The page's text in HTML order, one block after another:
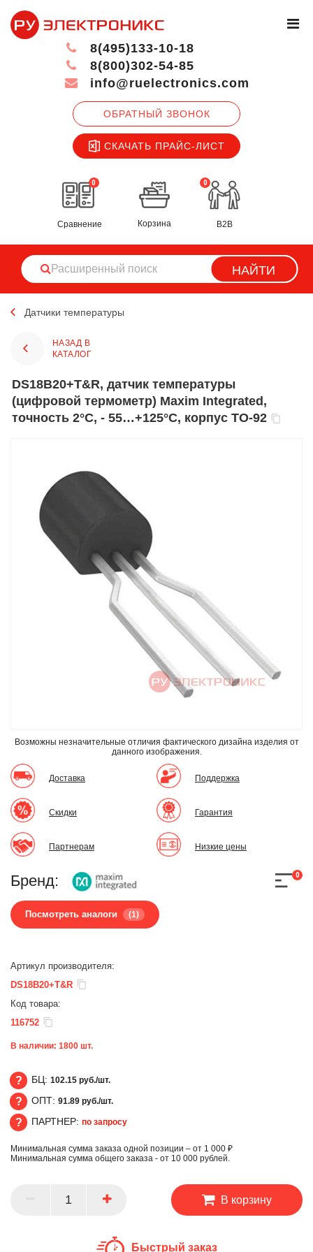
ОБРАТНЫЙ ЗВОНОК
СКАЧАТЬ ПРАЙС-ЛИСТ
8(495)133-10-18
8(800)302-54-85
info@ruelectronics.com
0
Сравнение
0
Корзина B2B
НАЙТИ
Датчики температуры
НАЗАД В
КАТАЛОГ
DS18B20+T&R, датчик температуры
(цифровой термометр) Maxim Integrated,
точность 2°C, - 55…+125°C, корпус TO-92
Возможны незначительные отличия фактического дизайна изделия от
данного изображения.
Доставка
Скидки
Партнерам
Поддержка
Гарантия
Низкие цены
Бренд:
Посмотреть аналоги (1)
0
Артикул производителя:
DS18B20+T&R
Код товара:
116752
В наличии: 1800 шт.
БЦ
БЦ: 102.15 руб./шт.
ОПТ
ОПТ: 91.89 руб./шт.
ПАРТНЕР
ПАРТНЕР: по запросу
Минимальная сумма заказа одной позиции – от 1 000 ₽
Минимальная сумма общего заказа - от 10 000 рублей.
В корзину
Быстрый заказ